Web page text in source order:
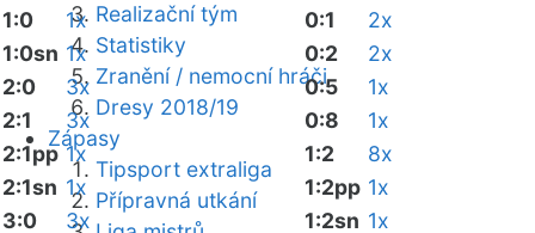
Realizační tým
Statistiky
Zranění / nemocní hráči
Dresy 2018/19
Zápasy
Tipsport extraliga
Přípravná utkání
1:0
1x
1:0sn 1x
2:0
3x
2:1
3x
2:1pp 1x
2:1sn 1x
3:0
3x
0:1
2x
0:2
2x
0:5
1x
0:8
1x
1:2
8x
1:2pp 1x
1:2sn 1x